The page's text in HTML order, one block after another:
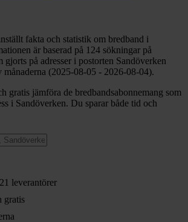
fakta och statistik om bredband i
är baserad på 124 sökningar på
gjorts på adresser i postorten Sandöverken
månaderna (2025-08-05 - 2026-08-04).
gratis jämföra de bredbandsabonnemang som
i Sandöverken. Du sparar både tid och
leverantörer
gratis